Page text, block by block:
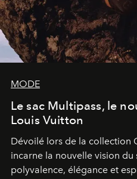
MODE
Le sac Multipass, le
Louis Vuitton
Dévoilé lors de la collection
incarne la nouvelle vision du
polyvalence, élégance et